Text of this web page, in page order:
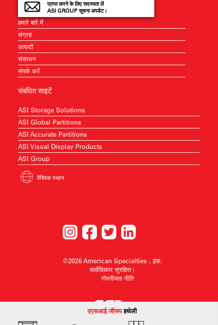
एएसआई जीरूप हथेली
प्राप्त करने के लिए सदस्यता लें
ASI GROUP सूचना अपडेट।
हमारे बारे में
संग्रह
उत्पादों
संसाधन
संपर्क करें
संबंधित साइटें
ASI Storage Solutions
ASI Global Partitions
ASI Accurate Partitions
ASI Visual Display Products
ASI Group
वैश्विक स्थान
©2026 American Specialties , इंक.
सर्वाधिकार सुरक्षित।
गोपनीयता नीति